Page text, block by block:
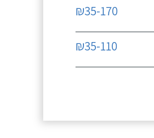
₪35-170
₪35-110